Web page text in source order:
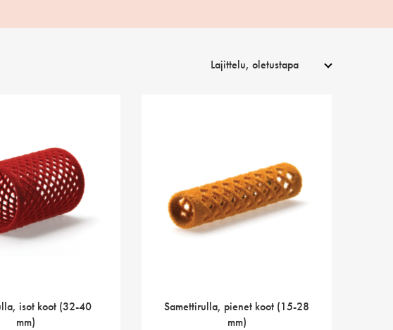
isot koot (32-40
mm)
Samettirulla, pienet koot (15-28
mm)